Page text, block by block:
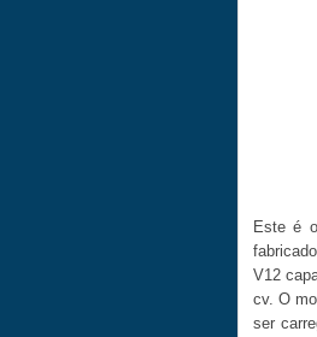
Este é
V12
cv. O
ser